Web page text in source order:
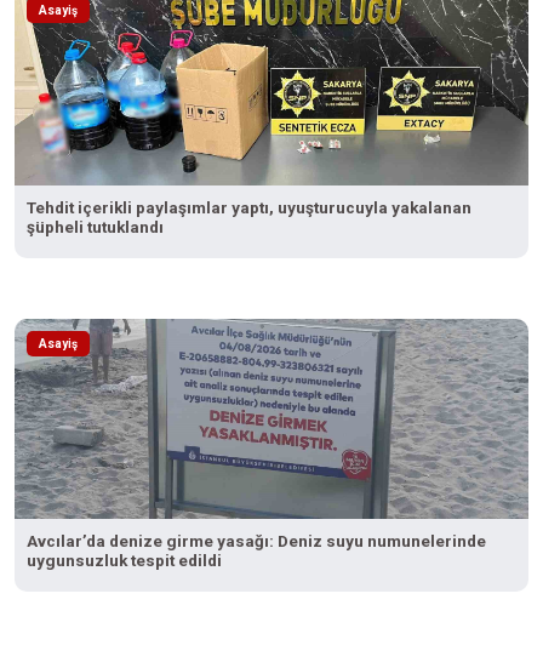
Asayiş
Tehdit içerikli paylaşımlar yaptı, uyuşturucuyla yakalanan
şüpheli tutuklandı
Asayiş
Avcılar’da denize girme yasağı: Deniz suyu numunelerinde
uygunsuzluk tespit edildi